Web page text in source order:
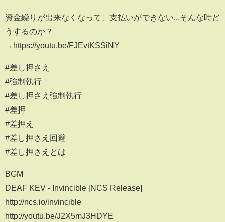
資金繰りが出来なくなって、支払いができない...そんな時ど
うするのか？
→https://youtu.be/FJEvtKSSiNY
#差し押さえ
#強制執行
#差し押さえ強制執行
#差押
#差押え
#差し押さえ回避
#差し押さえとは
BGM
DEAF KEV - Invincible [NCS Release]
http://ncs.io/invincible
http://youtu.be/J2X5mJ3HDYE